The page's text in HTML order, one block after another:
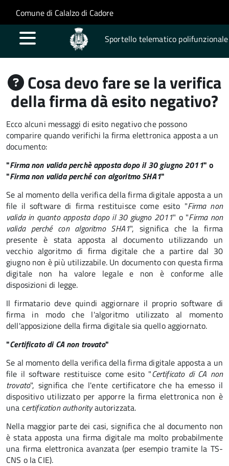
Salta al contenuto principale
Skip to site navigation
Comune di Calalzo di Cadore
Sportello telematico polifunzionale
Cosa devo fare se la verifica
della firma dà esito negativo?
Ecco alcuni messaggi di esito negativo che possono
comparire quando verifichi la firma elettronica apposta a un
documento:
"Firma non valida perchè apposta dopo il 30 giugno 2011" o
"Firma non valida perché con algoritmo SHA1"
Se al momento della verifica della firma digitale apposta a un
file il software di firma restituisce come esito "Firma non
valida in quanto apposta dopo il 30 giugno 2011" o "Firma non
valida perché con algoritmo SHA1", significa che la firma
presente è stata apposta al documento utilizzando un
vecchio algoritmo di firma digitale che a partire dal 30
giugno non è più utilizzabile. Un documento con questa firma
digitale non ha valore legale e non è conforme alle
disposizioni di legge.
Il firmatario deve quindi aggiornare il proprio software di
firma in modo che l'algoritmo utilizzato al momento
dell'apposizione della firma digitale sia quello aggiornato.
"Certificato di CA non trovato"
Se al momento della verifica della firma digitale apposta a un
file il software restituisce come esito "Certificato di CA non
trovato", significa che l'ente certificatore che ha emesso il
dispositivo utilizzato per apporre la firma elettronica non è
una certification authorityautorizzata.
Nella maggior parte dei casi, significa che al documento non
è stata apposta una firma digitale ma molto probabilmente
una firma elettronica avanzata (per esempio tramite la TS-
CNS o la CIE).